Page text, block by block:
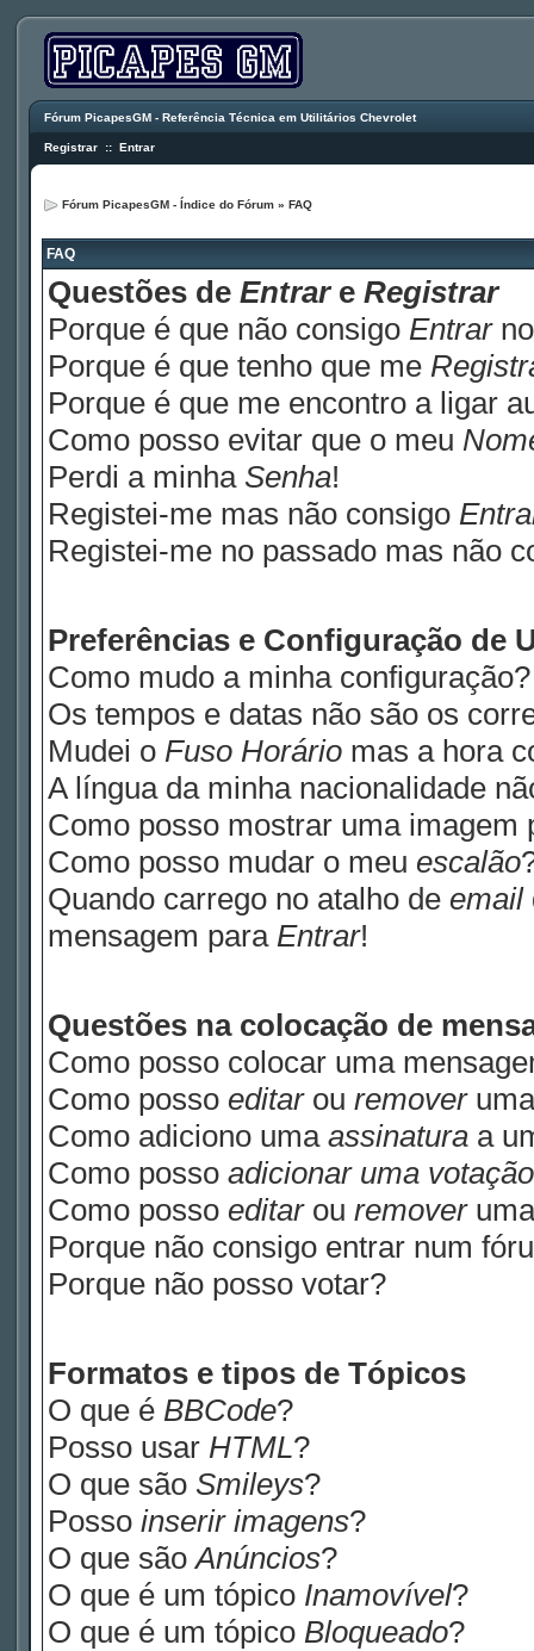
Fórum PicapesGM - Referência Técnica em Utilitários Chevrolet
Registrar :: Entrar
Fórum PicapesGM - Índice do Fórum » FAQ
FAQ
Questões de Entrare Registrar
Porque é que não consigo Entrar
Porque é que tenho que me
Porque é que me encontro a ligar
Como posso evitar que o meu
Perdi a minha Senha!
Registei-me mas não consigo
Registei-me no passado mas não
Preferências e Configuração de
Como mudo a minha configuração?
Os tempos e datas não são os
Mudei o Fuso Horário mas a hora
A língua da minha nacionalidade
Como posso mostrar uma
Como posso mudar o meu escalão
Quando carrego no atalho de email
mensagem para Entrar!
Questões na colocação de
Como posso colocar uma
Como posso editarou remover
Como adiciono uma assinatura a
Como posso adicionar uma votação
Como posso editarou remover
Porque não consigo entrar num
Porque não posso votar?
Formatos e tipos de Tópicos
O que é BBCode?
Posso usar HTML?
O que são Smileys?
Posso inserir imagens?
O que sãoAnúncios?
O que é um tópico Inamovível?
O que é um tópico Bloqueado?